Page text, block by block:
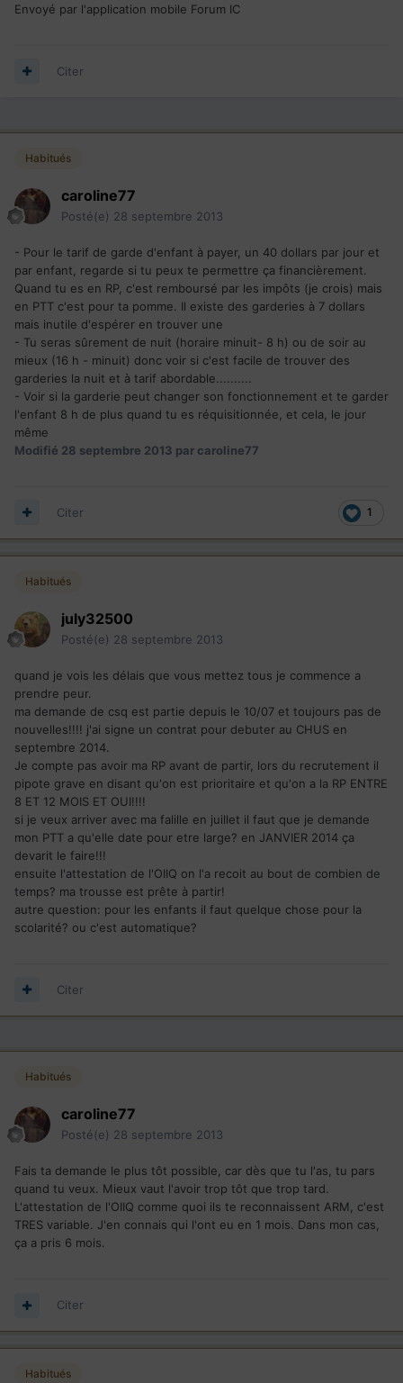
Envoyé par l'application mobile Forum IC
Citer
Habitués
caroline77
Posté(e) 28 septembre 2013
- Pour le tarif de garde d'enfant à payer, un 40 dollars par jour et
par enfant, regarde si tu peux te permettre ça financièrement.
Quand tu es en RP, c'est remboursé par les impôts (je crois) mais
en PTT c'est pour ta pomme. Il existe des garderies à 7 dollars
mais inutile d'espérer en trouver une
- Tu seras sûrement de nuit (horaire minuit- 8 h) ou de soir au
mieux (16 h - minuit) donc voir si c'est facile de trouver des
garderies la nuit et à tarif abordable..........
- Voir si la garderie peut changer son fonctionnement et te garder
l'enfant 8 h de plus quand tu es réquisitionnée, et cela, le jour
même
Modifié 28 septembre 2013 par caroline77
1
Citer
Habitués
july32500
Posté(e) 28 septembre 2013
quand je vois les délais que vous mettez tous je commence a
prendre peur.
ma demande de csq est partie depuis le 10/07 et toujours pas de
nouvelles!!!! j'ai signe un contrat pour debuter au CHUS en
septembre 2014.
Je compte pas avoir ma RP avant de partir, lors du recrutement il
pipote grave en disant qu'on est prioritaire et qu'on a la RP ENTRE
8 ET 12 MOIS ET OUI!!!!
si je veux arriver avec ma falille en juillet il faut que je demande
mon PTT a qu'elle date pour etre large? en JANVIER 2014 ça
devarit le faire!!!
ensuite l'attestation de l'OIIQ on l'a recoit au bout de combien de
temps? ma trousse est prête à partir!
autre question: pour les enfants il faut quelque chose pour la
scolarité? ou c'est automatique?
Citer
Habitués
caroline77
Posté(e) 28 septembre 2013
Fais ta demande le plus tôt possible, car dès que tu l'as, tu pars
quand tu veux. Mieux vaut l'avoir trop tôt que trop tard.
L'attestation de l'OIIQ comme quoi ils te reconnaissent ARM, c'est
TRES variable. J'en connais qui l'ont eu en 1 mois. Dans mon cas,
ça a pris 6 mois.
Citer
Habitués